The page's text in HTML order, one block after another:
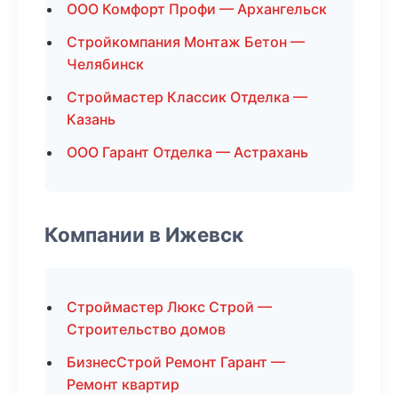
ООО Комфорт Профи — Архангельск
Стройкомпания Монтаж Бетон —
Челябинск
Строймастер Классик Отделка —
Казань
ООО Гарант Отделка — Астрахань
Компании в Ижевск
Строймастер Люкс Строй —
Строительство домов
БизнесСтрой Ремонт Гарант —
Ремонт квартир